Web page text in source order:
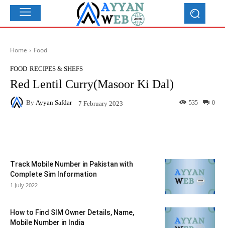
Home Food
FOOD RECIPES & SHEFS
Red Lentil Curry(Masoor Ki Dal)
By Ayyan Safdar 7 February 2023 0
535
Track Mobile Number in Pakistan with
Complete Sim Information
1 July 2022
How to Find SIM Owner Details, Name,
Mobile Number in India